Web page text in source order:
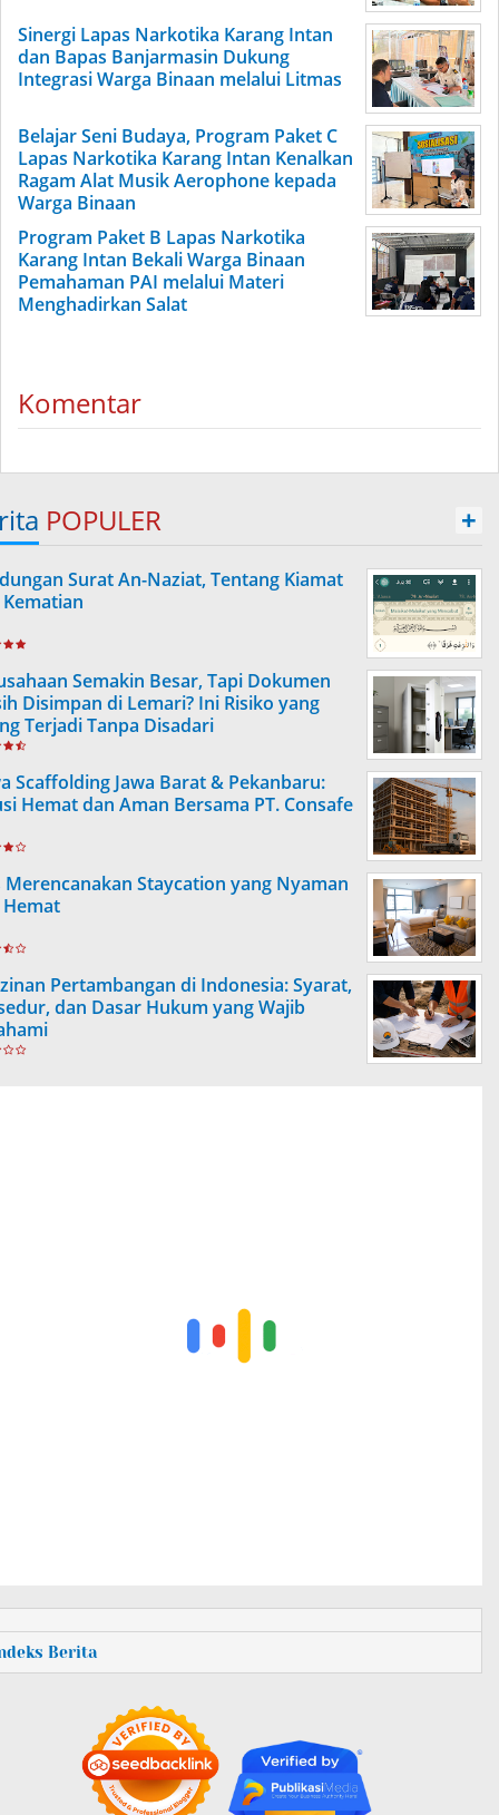
Sinergi Lapas Narkotika Karang Intan
dan Bapas Banjarmasin Dukung
Integrasi Warga Binaan melalui Litmas
Belajar Seni Budaya, Program Paket C
Lapas Narkotika Karang Intan Kenalkan
Ragam Alat Musik Aerophone kepada
Warga Binaan
Program Paket B Lapas Narkotika
Karang Intan Bekali Warga Binaan
Pemahaman PAI melalui Materi
Menghadirkan Salat
Komentar
POPULER +
Surat An-Naziat, Tentang Kiamat
Semakin Besar, Tapi Dokumen
Disimpan di Lemari? Ini Risiko yang
Terjadi Tanpa Disadari
Scaffolding Jawa Barat & Pekanbaru:
Hemat dan Aman Bersama PT. Consafe
Merencanakan Staycation yang Nyaman
Pertambangan di Indonesia: Syarat,
dan Dasar Hukum yang Wajib
Berita